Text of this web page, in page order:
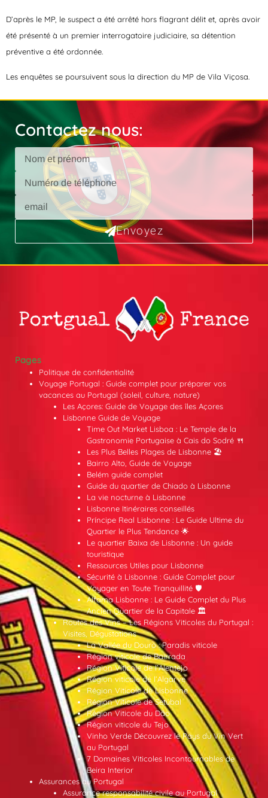
D’après le MP, le suspect a été arrêté hors flagrant délit et, après avoir
été présenté à un premier interrogatoire judiciaire, sa détention
préventive a été ordonnée.
Les enquêtes se poursuivent sous la direction du MP de Vila Viçosa.
Contactez nous:
Envoyez
Pages
Politique de confidentialité
Voyage Portugal : Guide complet pour préparer vos
vacances au Portugal (soleil, culture, nature)
Les Açores: Guide de Voyage des îles Açores
Lisbonne Guide de Voyage
Time Out Market Lisboa : Le Temple de la
Gastronomie Portugaise à Cais do Sodré 🍴
Les Plus Belles Plages de Lisbonne 🏖️
Bairro Alto, Guide de Voyage
Belém guide complet
Guide du quartier de Chiado à Lisbonne
La vie nocturne à Lisbonne
Lisbonne Itinéraires conseillés
Príncipe Real Lisbonne : Le Guide Ultime du
Quartier le Plus Tendance 🌟
Le quartier Baixa de Lisbonne : Un guide
touristique
Ressources Utiles pour Lisbonne
Sécurité à Lisbonne : Guide Complet pour
Voyager en Toute Tranquillité 🛡️
Alfama Lisbonne : Le Guide Complet du Plus
Ancien Quartier de la Capitale 🏛️
Routes des Vins – Les Régions Viticoles du Portugal :
Visites, Dégustations
La Vallée du Douro : Paradis viticole
Région viticole de Bairrada
Région Viticole de l’Alentejo
Région viticole de l’Algarve
Région Viticole de Lisbonne
Région Viticole de Setúbal
Région Viticole du Dão
Région viticole du Tejo
Vinho Verde Découvrez le Pays du Vin Vert
au Portugal
7 Domaines Viticoles Incontournables de
Beira Interior
Assurances au Portugal
Assurance responsabilité civile au Portugal